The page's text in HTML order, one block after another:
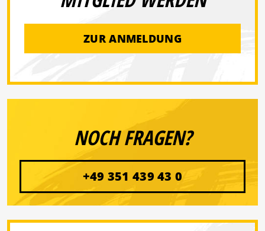
ZUR ANMELDUNG
NOCH FRAGEN?
+49 351 439 43 0